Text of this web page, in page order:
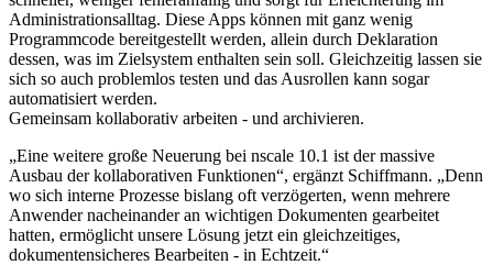
Administrationsalltag. Diese Apps können mit ganz wenig
Programmcode bereitgestellt werden, allein durch Deklaration
dessen, was im Zielsystem enthalten sein soll. Gleichzeitig lassen sie
sich so auch problemlos testen und das Ausrollen kann sogar
automatisiert werden.
Gemeinsam kollaborativ arbeiten - und archivieren.
„Eine weitere große Neuerung bei nscale 10.1 ist der massive
Ausbau der kollaborativen Funktionen“, ergänzt Schiffmann. „Denn
wo sich interne Prozesse bislang oft verzögerten, wenn mehrere
Anwender nacheinander an wichtigen Dokumenten gearbeitet
hatten, ermöglicht unsere Lösung jetzt ein gleichzeitiges,
dokumentensicheres Bearbeiten - in Echtzeit.“